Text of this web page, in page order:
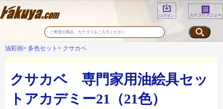
ログイン カテゴリメニュー
油彩画 多色セット クサカベ
クサカベ 専門家用油絵具セッ
トアカデミー21（21色）